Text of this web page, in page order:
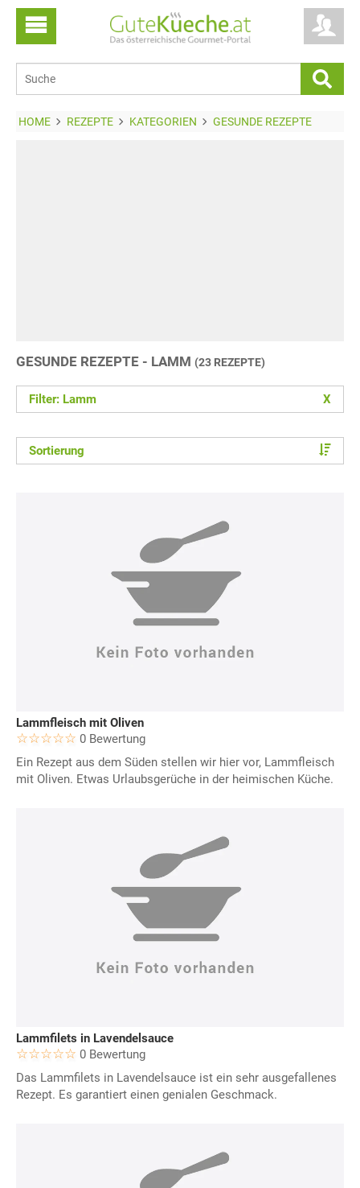
HOME REZEPTE KATEGORIEN GESUNDE REZEPTE
GESUNDE REZEPTE - LAMM (23 REZEPTE)
Filter: Lamm X
Sortierung
Lammfleisch mit Oliven
0 Bewertung
Ein Rezept aus dem Süden stellen wir hier vor, Lammfleisch
mit Oliven. Etwas Urlaubsgerüche in der heimischen Küche.
Lammfilets in Lavendelsauce
0 Bewertung
Das Lammfilets in Lavendelsauce ist ein sehr ausgefallenes
Rezept. Es garantiert einen genialen Geschmack.